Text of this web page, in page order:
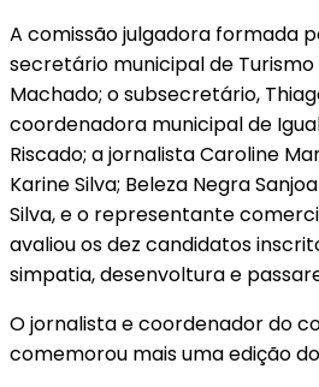
A comissão julgadora formada
secretário municipal de Turismo
Machado; o subsecretário,
coordenadora municipal de
Riscado; a jornalista Caroline
Karine Silva; Beleza Negra
Silva, e o representante
avaliou os dez candidatos
simpatia, desenvoltura e
O jornalista e coordenador do
comemorou mais uma edição